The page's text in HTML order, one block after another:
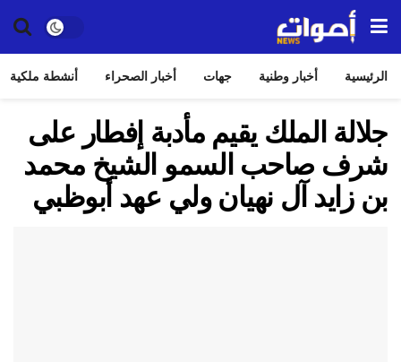
الرئيسية أخبار وطنية جهات أخبار الصحراء أنشطة ملكية
جلالة الملك يقيم مأدبة إفطار على
شرف صاحب السمو الشيخ محمد
بن زايد آل نهيان ولي عهد أبوظبي